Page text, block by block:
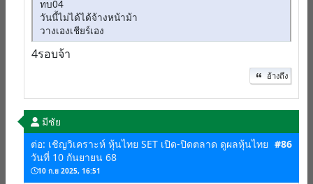
ทบ04
วันนี้ไม่ได้ได้จ้างหน้าม้า
วางเองเชียร์เอง
4รอบจ้า
อ้างถึง
มีชัย
ต่อ: เชิญวิเคราะห์ หุ้นไทย SET เปิด-ปิดตลาด ดูผลหุ้นไทย
วันที่ 10 กันยายน 68
10 ก.ย 2025, 16:51
#86